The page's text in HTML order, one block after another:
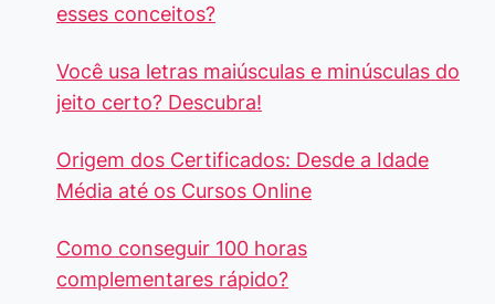
esses conceitos?
Você usa letras maiúsculas e minúsculas do
jeito certo? Descubra!
Origem dos Certificados: Desde a Idade
Média até os Cursos Online
Como conseguir 100 horas
complementares rápido?